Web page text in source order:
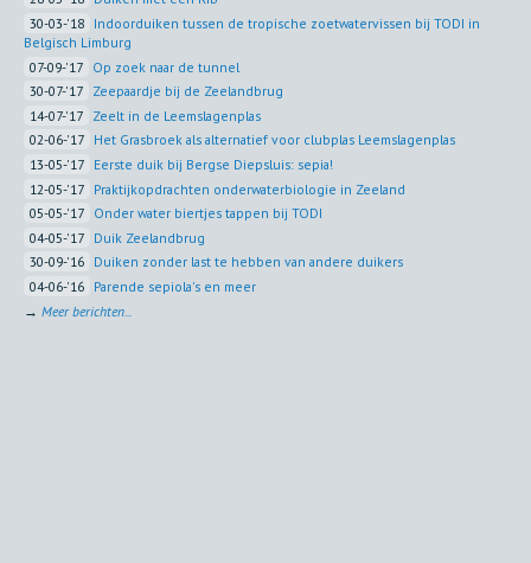
30-03-'18 Indoorduiken tussen de tropische zoetwatervissen bij TODI in
Belgisch Limburg
07-09-'17 Op zoek naar de tunnel
30-07-'17 Zeepaardje bij de Zeelandbrug
14-07-'17 Zeelt in de Leemslagenplas
02-06-'17 Het Grasbroek als alternatief voor clubplas Leemslagenplas
13-05-'17 Eerste duik bij Bergse Diepsluis: sepia!
12-05-'17 Praktijkopdrachten onderwaterbiologie in Zeeland
05-05-'17 Onder water biertjes tappen bij TODI
04-05-'17 Duik Zeelandbrug
30-09-'16 Duiken zonder last te hebben van andere duikers
04-06-'16 Parende sepiola's en meer
→ Meer berichten...